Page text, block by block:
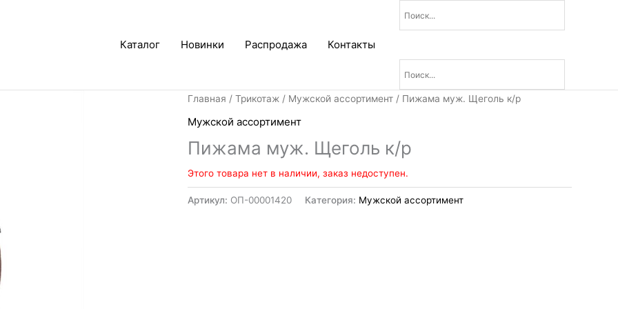
Каталог Новинки Распродажа Контакты
Главная /Трикотаж / Мужской ассортимент / Пижама муж. Щеголь к/р
Мужской ассортимент
Пижама муж. Щеголь к/р
Этого товара нет в наличии, заказ недоступен.
Артикул: ОП-00001420 Категория: Мужской ассортимент